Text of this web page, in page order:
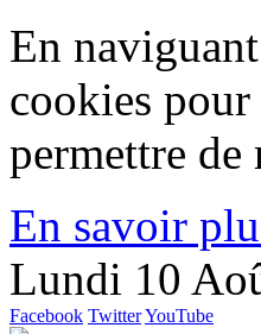
En
cookies
permettre de
En savoir
Lundi 10
Facebook TwitterYouTube